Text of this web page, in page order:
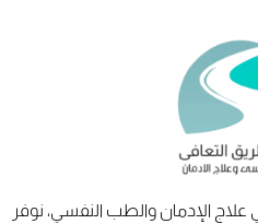
الإدمان والطب النفسي، نوفر